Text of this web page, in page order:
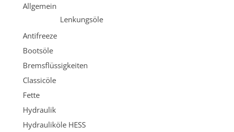
Allgemein
Lenkungsöle
Antifreeze
Bootsöle
Bremsflüssigkeiten
Classicöle
Fette
Hydraulik
Hydrauliköle HESS